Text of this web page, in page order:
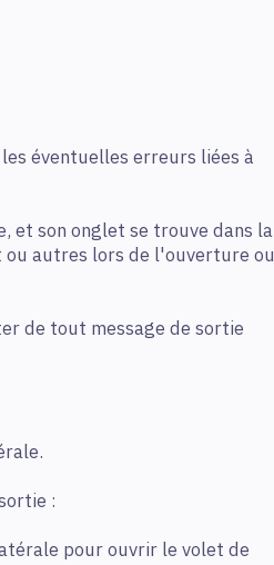
éventuelles erreurs liées à
et son onglet se trouve dans la
autres lors de l'ouverture ou
de tout message de sortie
:
pour ouvrir le volet de